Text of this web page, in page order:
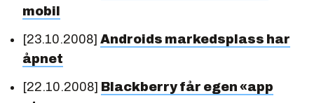
mobil
[23.10.2008] Androids markedsplass har
åpnet
[22.10.2008] Blackberry får egen «app